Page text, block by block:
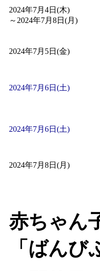
「子育
間：
間：
「赤ち
付期間
赤ち
付期間
「まだ
レクリ
2024年7月4日(木)
～ 2024年7月8日(月)
2024年7月5日(金)
2024年7月6日(土)
2024年7月6日(土)
2024年7月8日(月)
赤ちゃん
「ばんび